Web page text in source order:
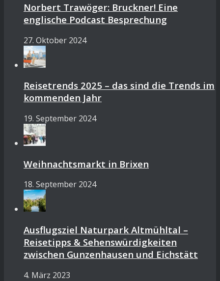
Norbert Trawöger: Bruckner! Eine
englische Podcast Besprechung
27. Oktober 2024
Reisetrends 2025 – das sind die Trends im
kommenden Jahr
19. September 2024
Weihnachtsmarkt in Brixen
18. September 2024
Ausflugsziel Naturpark Altmühltal –
Reisetipps & Sehenswürdigkeiten
zwischen Gunzenhausen und Eichstätt
4. März 2023